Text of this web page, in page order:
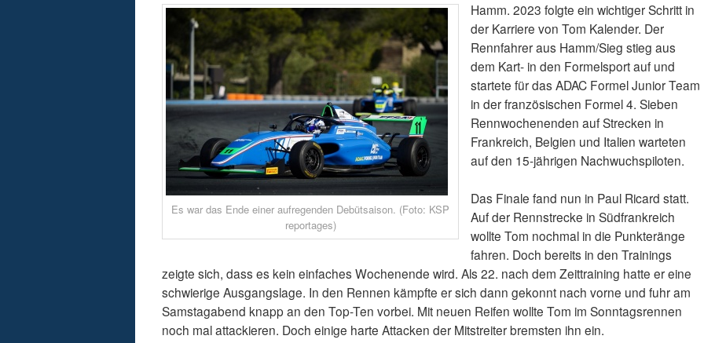
Es war das Ende einer aufregenden Debütsaison. (Foto: KSP
reportages)
Hamm. 2023 folgte ein wichtiger Schritt in
der Karriere von Tom Kalender. Der
Rennfahrer aus Hamm/Sieg stieg aus
dem Kart- in den Formelsport auf und
startete für das ADAC Formel Junior Team
in der französischen Formel 4. Sieben
Rennwochenenden auf Strecken in
Frankreich, Belgien und Italien warteten
auf den 15-jährigen Nachwuchspiloten.
Das Finale fand nun in Paul Ricard statt.
Auf der Rennstrecke in Südfrankreich
wollte Tom nochmal in die Punkteränge
fahren. Doch bereits in den Trainings
zeigte sich, dass es kein einfaches Wochenende wird. Als 22. nach dem Zeittraining hatte er eine
schwierige Ausgangslage. In den Rennen kämpfte er sich dann gekonnt nach vorne und fuhr am
Samstagabend knapp an den Top-Ten vorbei. Mit neuen Reifen wollte Tom im Sonntagsrennen
noch mal attackieren. Doch einige harte Attacken der Mitstreiter bremsten ihn ein.